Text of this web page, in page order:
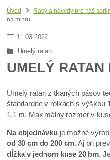
Slnečná clona
Úvod Rady a návody pre náš
na mieru
11.03.2022
Umelý ratan
UMELÝ RATAN
Umelý ratan z tkaných pásov
štandardne v rolkách s výškou
1,1 m. Maximálny rozmer v
Na objednávku je možné
od 30 cm do 200 cm. Aj pri
dĺžka v jednom kuse 20 bm.